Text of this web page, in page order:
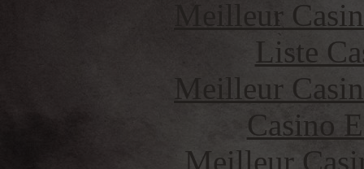
Meilleur
Liste
Meilleur
Casino
Meilleur